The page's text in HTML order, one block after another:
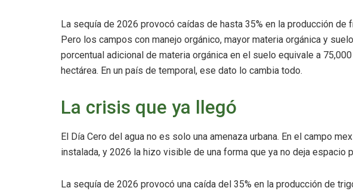
La sequía de 2026 provocó caídas de hasta 35% en la producción de
Pero los campos con manejo orgánico, mayor materia orgánica y
porcentual adicional de materia orgánica en el suelo equivale a
hectárea. En un país de temporal, ese dato lo cambia todo.
La crisis que ya llegó
El Día Cero del agua no es solo una amenaza urbana. En el campo
instalada, y 2026 la hizo visible de una forma que ya no deja espacio
La sequía de 2026 provocó una caída del 35% en la producción de